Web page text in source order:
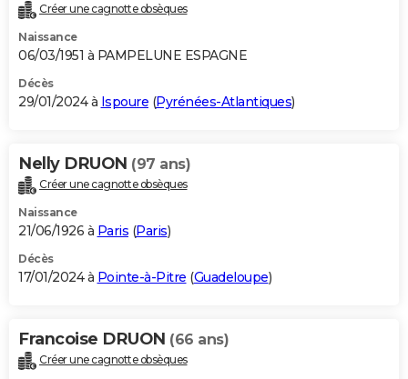
Créer une cagnotte obsèques
Naissance
06/03/1951 à PAMPELUNE ESPAGNE
Décès
29/01/2024 à Ispoure (Pyrénées-Atlantiques)
Nelly DRUON (97 ans)
Créer une cagnotte obsèques
Naissance
21/06/1926 à Paris (Paris)
Décès
17/01/2024 à Pointe-à-Pitre (Guadeloupe)
Francoise DRUON (66 ans)
Créer une cagnotte obsèques